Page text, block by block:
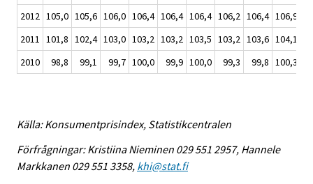
2012 105,0 105,6 106,0 106,4 106,4 106,4 106,2 106,4 106,9
2011 101,8 102,4 103,0 103,2 103,2 103,5 103,2 103,6 104,1
2010
98,8 99,1 99,7 100,0 99,9 100,0 99,3 99,8 100,3
Källa: Konsumentprisindex, Statistikcentralen
Förfrågningar: Kristiina Nieminen 029 551 2957, Hannele
Markkanen 029 551 3358, khi@stat.fi